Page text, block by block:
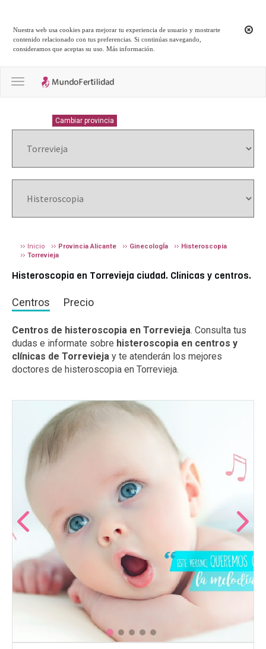
Nuestra web usa cookies para mejorar tu experiencia de usuario y mostrarte
contenido relacionado con tus preferencias. Si continúas navegando,
consideramos que aceptas su uso.Más información
Toggle navigation
Cambiar provincia
Inicio Provincia Alicante GinecologÍa
Histeroscopia
Torrevieja
Histeroscopia en Torrevieja ciudad. Clínicas y centros.
Centros Precio
Centros de histeroscopia en Torrevieja. Consulta tus
dudas e informate sobre histeroscopia en centros y
clínicas de Torrevieja y te atenderán los mejores
doctores de histeroscopia en Torrevieja.